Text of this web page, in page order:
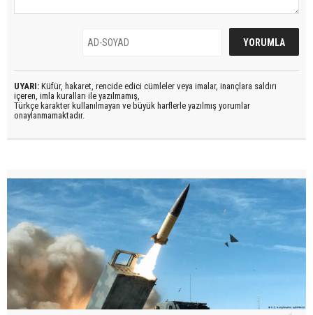
UYARI: Küfür, hakaret, rencide edici cümleler veya imalar, inançlara saldırı
içeren, imla kuralları ile yazılmamış,
Türkçe karakter kullanılmayan ve büyük harflerle yazılmış yorumlar
onaylanmamaktadır.